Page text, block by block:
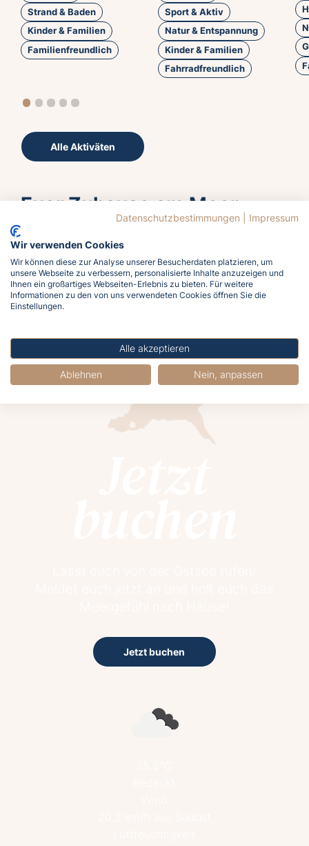
Alle Aktiväten
Strand & Baden
Kinder & Familien
Familienfreundlich
Sport & Aktiv
Natur & Entspannung
Kinder & Familien
Fahrradfreundlich
Euer Zuhause am Meer.
Mitten in Zinnowitz.
Alle Unterkünfte
Hotels Ferienwohnungen
Jetzt buchen
Datenschutzbestimmungen Impressum
Wir verwenden Cookies
Wir können diese zur Analyse unserer Besucherdaten platzieren, um
unsere Webseite zu verbessern, personalisierte Inhalte anzuzeigen und
Ihnen ein großartiges Webseiten-Erlebnis zu bieten. Für weitere
Informationen zu den von uns verwendeten Cookies öffnen Sie die
Einstellungen.
Alle akzeptieren
Ablehnen Nein, anpassen